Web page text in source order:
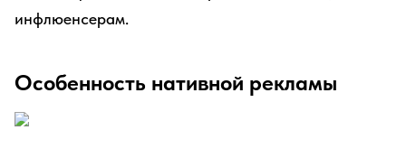
инфлюенсерам.
Особенность нативной рекламы